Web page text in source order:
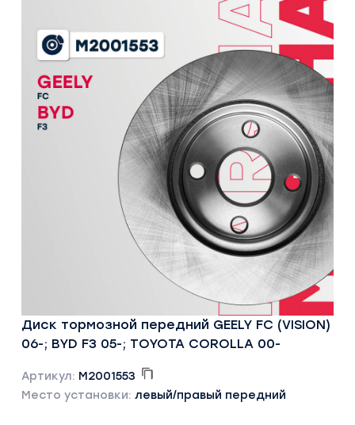
Диск тормозной передний GEELY FC (VISION)
06-; BYD F3 05-; TOYOTA COROLLA 00-
Артикул: M2001553
Место установки: левый/правый передний